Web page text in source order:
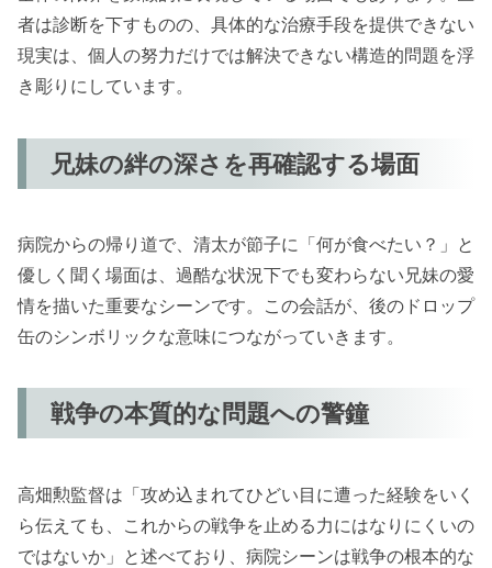
者は診断を下すものの、具体的な治療手段を提供できない
現実は、個人の努力だけでは解決できない構造的問題を浮
き彫りにしています。
兄妹の絆の深さを再確認する場面
病院からの帰り道で、清太が節子に「何が食べたい？」と
優しく聞く場面は、過酷な状況下でも変わらない兄妹の愛
情を描いた重要なシーンです。この会話が、後のドロップ
缶のシンボリックな意味につながっていきます。
戦争の本質的な問題への警鐘
高畑勲監督は「攻め込まれてひどい目に遭った経験をいく
ら伝えても、これからの戦争を止める力にはなりにくいの
ではないか」と述べており、病院シーンは戦争の根本的な